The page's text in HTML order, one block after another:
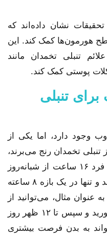
نشان داده‌اند که
هورمون‌ها کمک کند. این
تنبلی تخمدان مانند
پوستی کمک کند.
تنبلی
وجود دارد، اما یکی از
تخمدان رنج می‌برند،
روش ۱۶/۸ است. در این روش، فرد ۱۶ ساعت از شبانه‌روز
را بدون مصرف غذا سپری می‌کند و تنها در یک بازه ۸ ساعته
عنوان مثال، می‌توانید از
ساعت ۱۲ ظهر تا ۸ شب غذا بخورید و سپس تا ۱۲ ظهر روز
به بدن فرصت بیشتری